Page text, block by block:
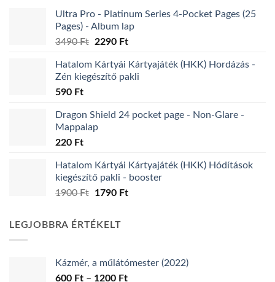
Ultra Pro - Platinum Series 4-Pocket Pages (25
Pages) - Album lap
3490Ft
Original
was:
3490 Ft.
2290 FtCurrent
is:
2290 Ft.
Hatalom Kártyái Kártyajáték (HKK) Hordázás -
Zén kiegészítő pakli
590 Ft
Dragon Shield 24 pocket page - Non-Glare -
Mappalap
220 Ft
Hatalom Kártyái Kártyajáték (HKK) Hódítások
kiegészítő pakli - booster
1900Ft
Original
was:
1900 Ft.
1790 FtCurrent
LEGJOBBRA ÉRTÉKELT
Kázmér, a műlátómester (2022)
600 Ft – 1200 FtÁrtartomány: